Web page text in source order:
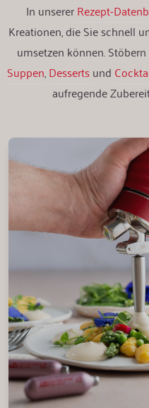
In unsererRezept-
Kreationen, die Sie schnell
umsetzen können.
Suppen,Dessertsund
aufregende